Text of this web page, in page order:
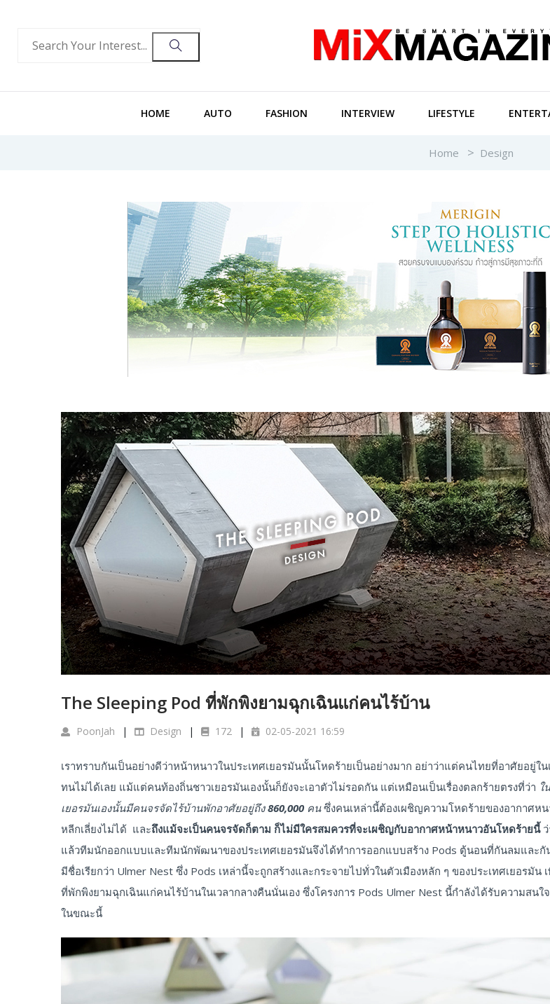
HOME AUTO FASHION INTERVIEW LIFESTYLE
Home Design
The Sleeping Pod ที่พักพิงยามฉุกเฉินแก่คนไร้บ้าน
PoonJah Design 172 02-05-2021 16:59
เราทราบกันเป็นอย่างดีว่าหน้าหนาวในประเทศเยอรมันนั้นโหดร้ายเป็นอย่างมาก อย่าว่าแต่คนไทยที่อาศัยอยู่ใ
ทนไม่ได้เลย แม้แต่คนท้องถิ่นชาวเยอรมันเองนั้นก็ยังจะเอาตัวไม่รอดกัน แต่เหมือนเป็นเรื่องตลกร้ายตรงที่ว่า ใ
เยอรมันเองนั้นมีคนจรจัดไร้บ้านพักอาศัยอยู่ถึง 860,000 คนซึ่งคนเหล่านี้ต้องเผชิญความโหดร้ายของอากาศหน
หลีกเลี่ยงไม่ได้ และถึงแม้จะเป็นคนจรจัดก็ตาม ก็ไม่มีใครสมควรที่จะเผชิญกับอากาศหน้าหนาวอันโหดร้ายนี้ว่
แล้วทีมนักออกแบบและทีมนักพัฒนาของประเทศเยอรมันจึงได้ทำการออกแบบสร้าง Pods ตู้นอนที่กันลมและกั
มีชื่อเรียกว่า Ulmer Nest ซึ่ง Pods เหล่านี้จะถูกสร้างและกระจายไปทั่วในตัวเมืองหลัก ๆ ของประเทศเยอรมัน
ที่พักพิงยามฉุกเฉินแก่คนไร้บ้านในเวลากลางคืนนั่นเอง ซึ่งโครงการ Pods Ulmer Nest นี้กำลังได้รับความสนใ
ในขณะนี้